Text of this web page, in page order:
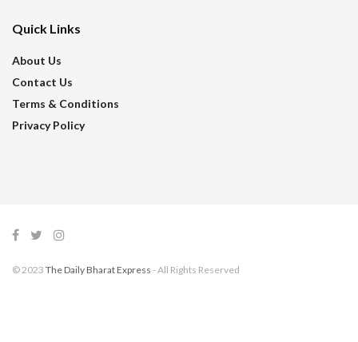
Quick Links
About Us
Contact Us
Terms & Conditions
Privacy Policy
© 2023 The Daily Bharat Express - All Rights Reserved